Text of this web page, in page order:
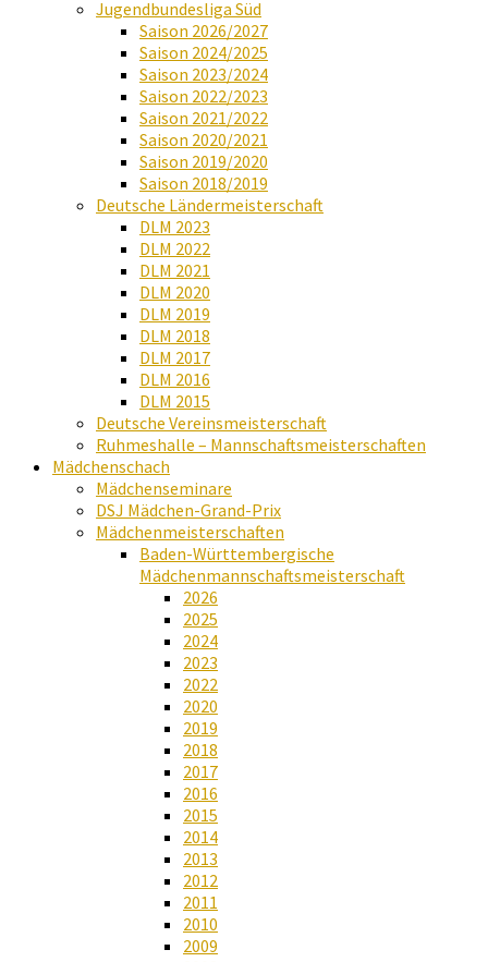
Jugendbundesliga Süd
Saison 2026/2027
Saison 2024/2025
Saison 2023/2024
Saison 2022/2023
Saison 2021/2022
Saison 2020/2021
Saison 2019/2020
Saison 2018/2019
Deutsche Ländermeisterschaft
DLM 2023
DLM 2022
DLM 2021
DLM 2020
DLM 2019
DLM 2018
DLM 2017
DLM 2016
DLM 2015
Deutsche Vereinsmeisterschaft
Ruhmeshalle – Mannschaftsmeisterschaften
Mädchenschach
Mädchenseminare
DSJ Mädchen-Grand-Prix
Mädchenmeisterschaften
Baden-Württembergische
Mädchenmannschaftsmeisterschaft
2026
2025
2024
2023
2022
2020
2019
2018
2017
2016
2015
2014
2013
2012
2011
2010
2009